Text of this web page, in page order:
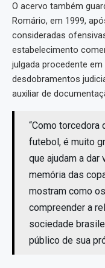
O acervo também
Romário, em 1999,
consideradas
estabelecimento
julgada procedente
desdobramentos
auxiliar de
“Como torcedora
futebol, é muito
que ajudam a
memória das
mostram como
compreender a
sociedade
público de sua